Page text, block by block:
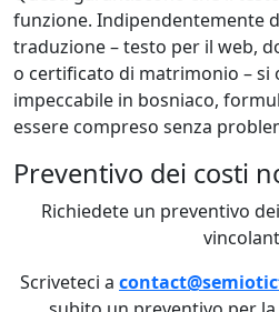
funzione. Indipendentemente
traduzione – testo per il web,
o certificato di matrimonio – si
impeccabile in bosniaco,
essere compreso senza
Preventivo dei costi
Richiedete un preventivo
Scriveteci a